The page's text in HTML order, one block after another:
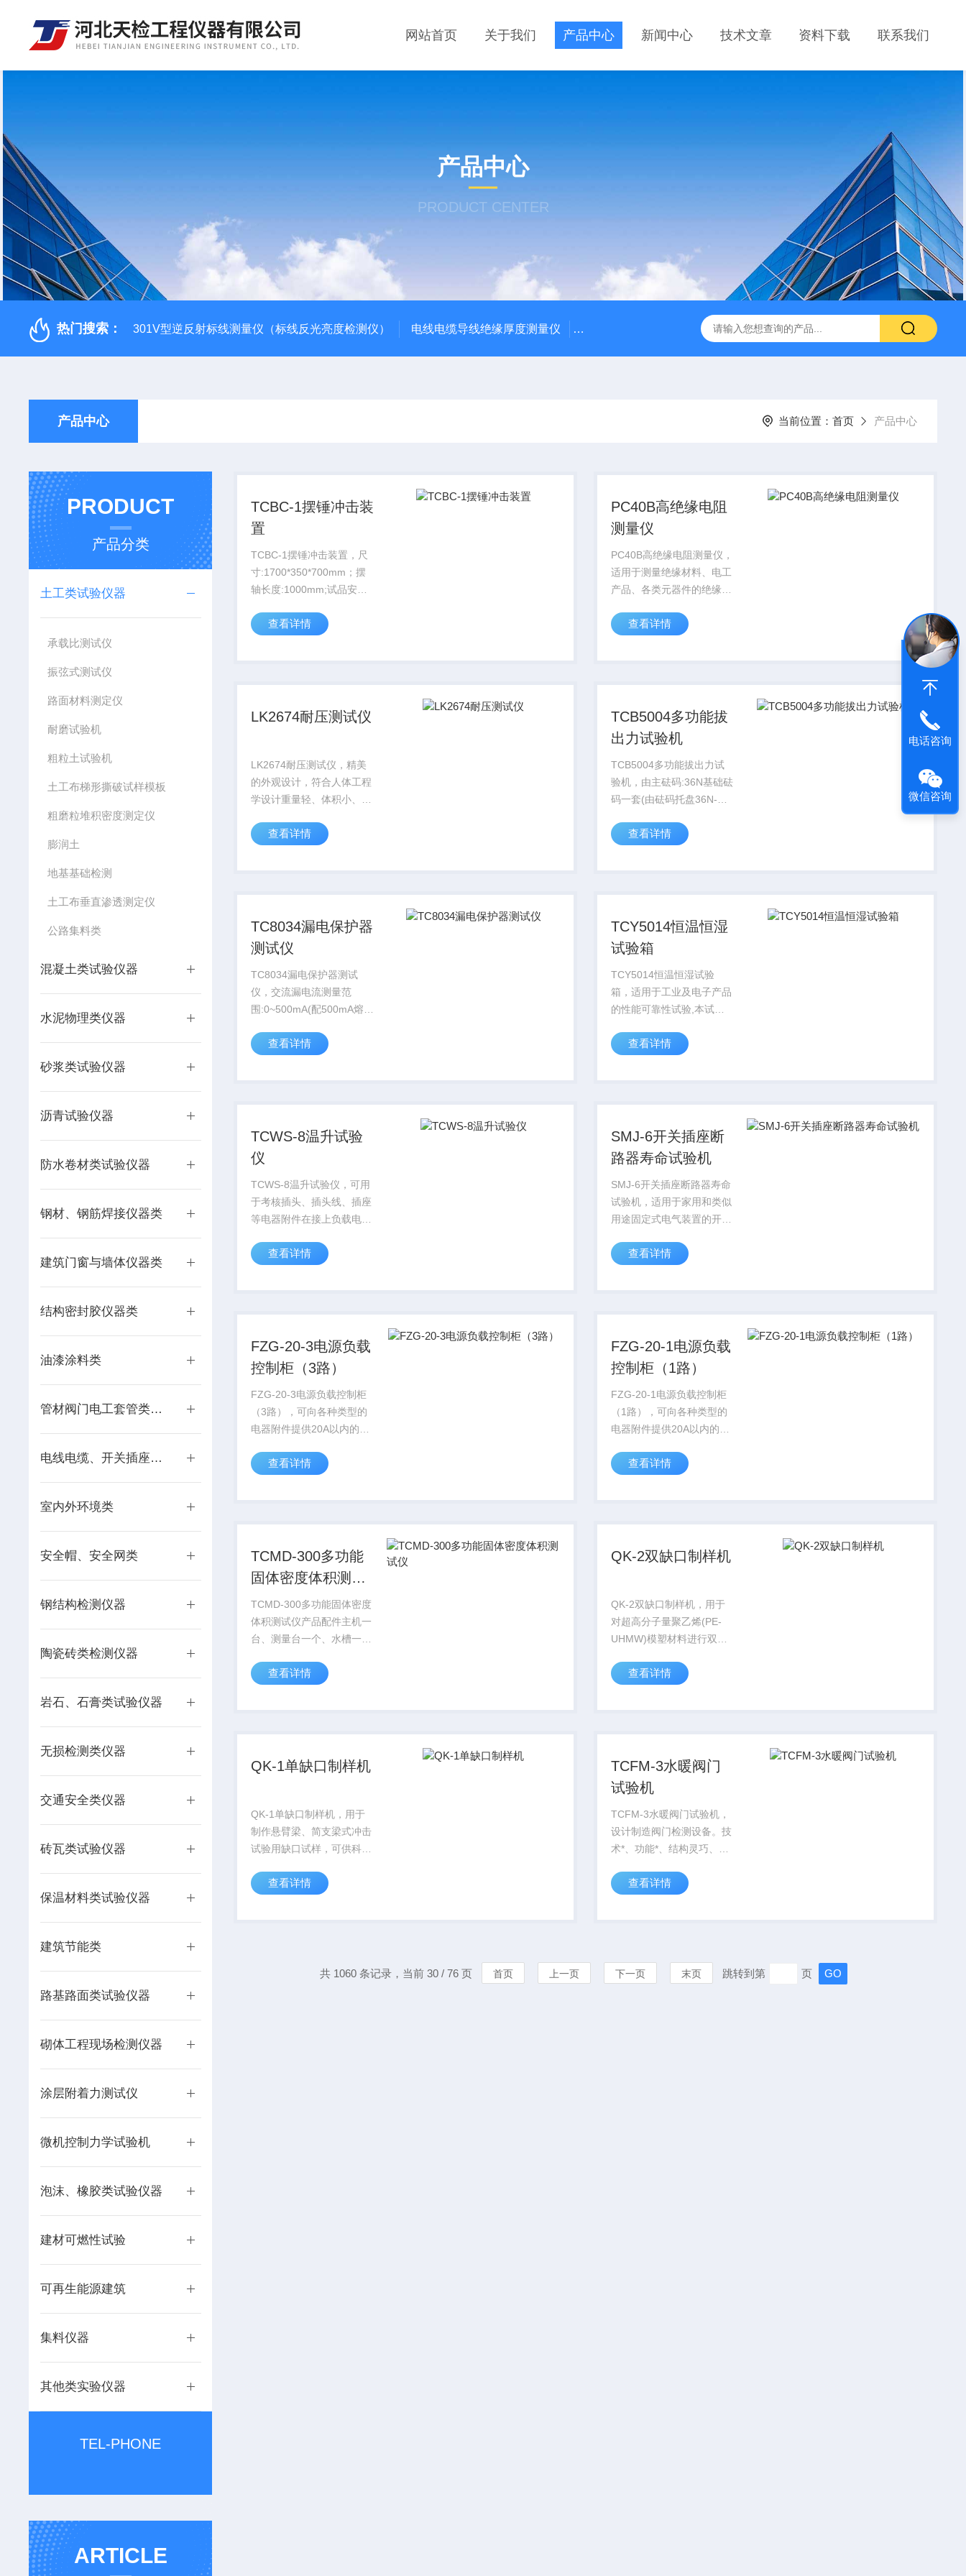
网站首页 关于我们 产品中心 新闻中心 技术文章 资料下载 联系我们
产品中心
PRODUCT CENTER
热门搜索： 301V型逆反射标线测量仪（标线反光亮度检测仪） 电线电缆导线绝缘厚度测量仪 陶瓷砖真空吸水率测定仪 CLD型混凝土全自动低温慢速冻融试验机
产品中心 当前位置： 首页 产品中心
PRODUCT
产品分类
土工类试验仪器
承载比测试仪
振弦式测试仪
路面材料测定仪
耐磨试验机
粗粒土试验机
土工布梯形撕破试样模板
粗磨粒堆积密度测定仪
膨润土
地基基础检测
土工布垂直渗透测定仪
公路集料类
混凝土类试验仪器
水泥物理类仪器
砂浆类试验仪器
沥青试验仪器
防水卷材类试验仪器
钢材、钢筋焊接仪器类
建筑门窗与墙体仪器类
结构密封胶仪器类
油漆涂料类
管材阀门电工套管类仪器
电线电缆、开关插座类仪器
室内外环境类
安全帽、安全网类
钢结构检测仪器
陶瓷砖类检测仪器
岩石、石膏类试验仪器
无损检测类仪器
交通安全类仪器
砖瓦类试验仪器
保温材料类试验仪器
建筑节能类
路基路面类试验仪器
砌体工程现场检测仪器
涂层附着力测试仪
微机控制力学试验机
泡沫、橡胶类试验仪器
建材可燃性试验
可再生能源建筑
集料仪器
其他类实验仪器
TEL-PHONE
ARTICLE
TCBC-1摆锤冲击装
置
TCBC-1摆锤冲击装置，尺
寸:1700*350*700mm；摆
轴长度:1000mm;试品安装
角移动冲击元件质
度:100mm、150mm...
查看详情
PC40B高绝缘电阻
测量仪
PC40B高绝缘电阻测量仪，
适用于测量绝缘材料、电工
产品、各类元器件的绝缘电
能测量在不同温度下的塑料
电阻。该仪器具有测量精度
查看详情
LK2674耐压测试仪
LK2674耐压测试仪，精美
的外观设计，符合人体工程
学设计重量轻、体积小、便
查看详情
TCB5004多功能拔
出力试验机
TCB5004多功能拔出力试
验机，由主砝码:36N基础砝
码一套(由砝码托盘36N-
36N-3+试验插头座36N-4组
查看详情
TC8034漏电保护器
测试仪
TC8034漏电保护器测试
仪，交流漏电流测量范
围:0~500mA(配500mA熔断
范围:5~100、100~200、
量范围:0~450V；分断时...
查看详情
TCY5014恒温恒湿
试验箱
TCY5014恒温恒湿试验
箱，适用于工业及电子产品
的性能可靠性试验,本试验
围，可有效的对产品进行高
查看详情
TCWS-8温升试验
仪
TCWS-8温升试验仪，可用
于考核插头、插头线、插座
等电器附件在接上负载电流
设计优良，具有多点测量，
理测量精度高，使用维修简
查看详情
SMJ-6开关插座断
路器寿命试验机
SMJ-6开关插座断路器寿命
试验机，适用于家用和类似
用途固定式电气装置的开关
命测试，也适用于家用和类
和正常操作寿命测试。
查看详情
FZG-20-3电源负载
控制柜（3路）
FZG-20-3电源负载控制柜
（3路），可向各种类型的
电器附件提供20A以内的试
家用电器的试验负载。
查看详情
FZG-20-1电源负载
控制柜（1路）
FZG-20-1电源负载控制柜
（1路），可向各种类型的
电器附件提供20A以内的试
家用电器的试验负载。
查看详情
TCMD-300多功能
固体密度体积测试
仪
TCMD-300多功能固体密度
体积测试仪产品配件主机一
台、测量台一个、水槽一
一个,量杯一只、防风罩一
砝码一个、抗浮架一个、不
查看详情
QK-2双缺口制样机
QK-2双缺口制样机，用于
对超高分子量聚乙烯(PE-
UHMW)模塑材料进行双缺
双缺口冲击强度测定。其与
用，完成E-UIIMW模塑材料
查看详情
QK-1单缺口制样机
QK-1单缺口制样机，用于
制作悬臂梁、简支梁式冲击
试验用缺口试样，可供科研
料生产厂商以及相关质检机
一种结构简单、操作方便，
查看详情
TCFM-3水暖阀门
试验机
TCFM-3水暖阀门试验机，
设计制造阀门检测设备。技
术*、功能*、结构灵巧、使
低压阀门及丝扣阀的密封强
测。
查看详情
共 1060 条记录，当前 30 / 76 页 首页 上一页 下一页 末页 跳转到第 页
电话咨询
微信咨询